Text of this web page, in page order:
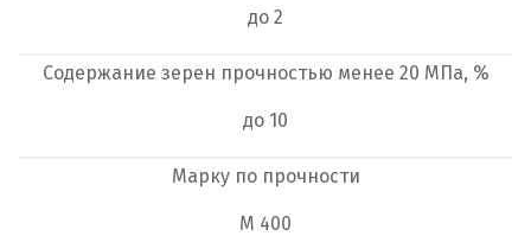
до 2
Содержание зерен прочностью менее 20 МПа, %
до 10
Марку по прочности
М 400